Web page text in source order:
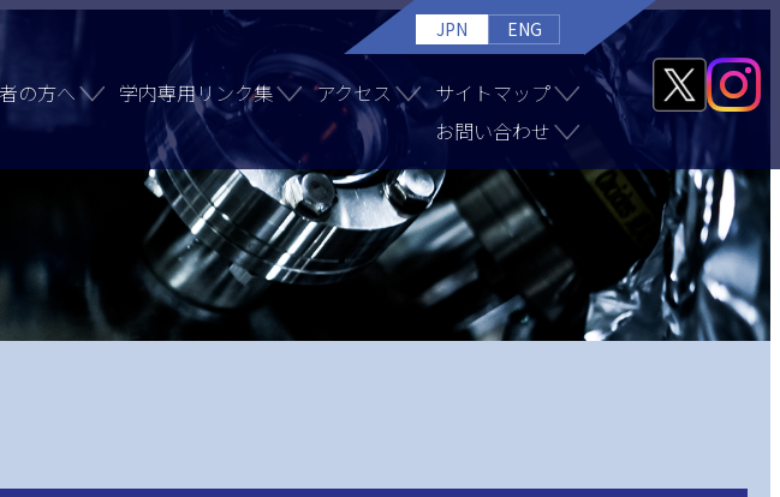
JPN ENG
の方へ 学内専用リンク集 アクセス
サイトマップ
お問い合わせ